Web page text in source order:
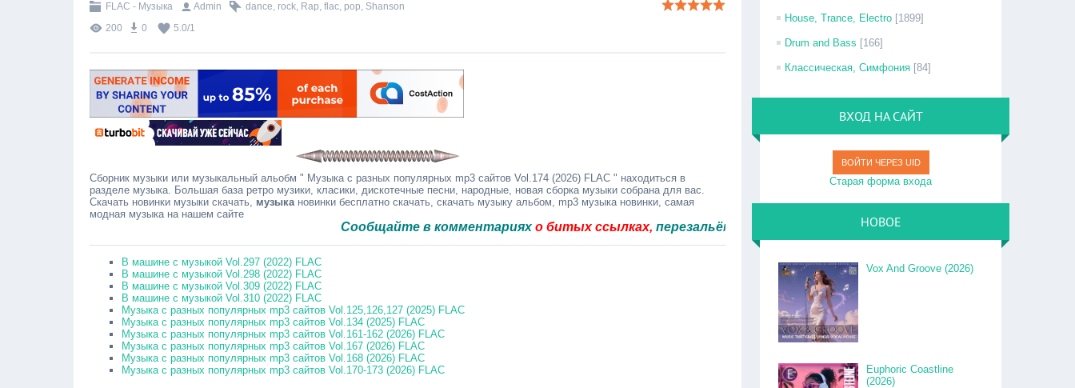
FLAC - Музыка Admin dance, rock, Rap, flac, pop, Shanson
200
0 5.0/1
Сборник музыки или музыкальный альобм " Музыка с разных популярных mp3 сайтов Vol.174 (2026) FLAC " находиться в
разделе музыка. Большая база ретро музики, класики, дискотечные песни, народные, новая сборка музыки собрана для вас.
Скачать новинки музыки скачать, музыкановинки бесплатно скачать, скачать музыку альбом, mp3 музыка новинки, самая
модная музыка на нашем сайте
Сообщайте в комментарияхо битых ссылках,перезальём быстро.
В машине с музыкой Vol.297 (2022) FLAC
В машине с музыкой Vol.298 (2022) FLAC
В машине с музыкой Vol.309 (2022) FLAC
В машине с музыкой Vol.310 (2022) FLAC
Музыка c разных популярных mp3 сайтов Vol.125,126,127 (2025) FLAC
Музыка c разных популярных mp3 сайтов Vol.134 (2025) FLAC
Музыка с разных популярных mp3 сайтов Vol.161-162 (2026) FLAC
Музыка с разных популярных mp3 сайтов Vol.167 (2026) FLAC
Музыка с разных популярных mp3 сайтов Vol.168 (2026) FLAC
Музыка с разных популярных mp3 сайтов Vol.170-173 (2026) FLAC
House, Trance, Electro [1899]
Drum and Bass [166]
Классическая, Симфония [84]
ВХОД НА САЙТ
ВОЙТИ ЧЕРЕЗ UID
Старая форма входа
НОВОЕ
Vox And Groove (2026)
Euphoric Coastline
(2026)